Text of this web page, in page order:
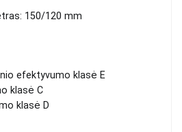
150/120 mm
efektyvumo klasė E
klasė C
klasė D